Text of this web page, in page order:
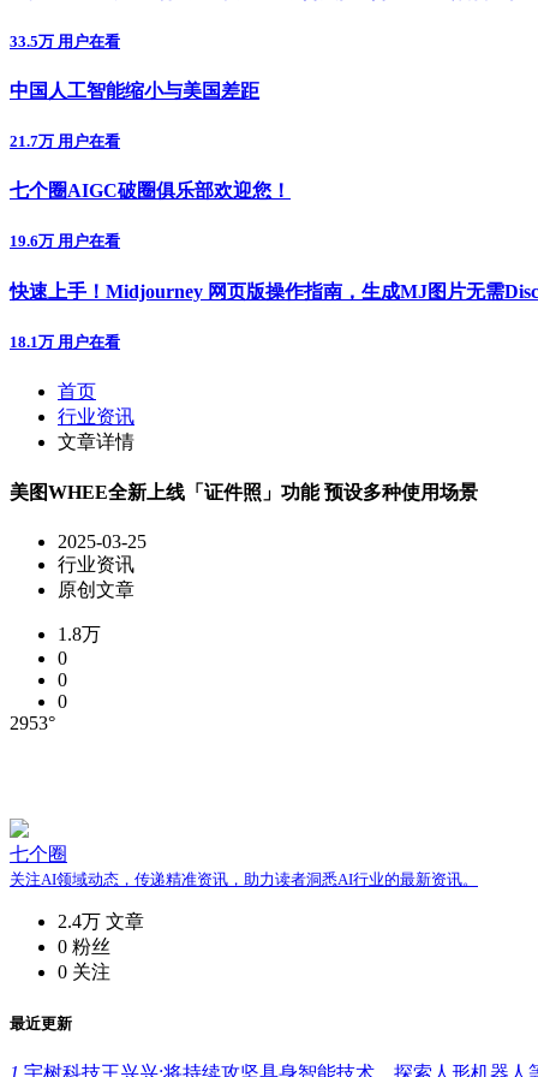
33.5万 用户在看
中国人工智能缩小与美国差距
21.7万 用户在看
七个圈AIGC破圈俱乐部欢迎您！
19.6万 用户在看
快速上手！Midjourney 网页版操作指南，生成MJ图片无需
18.1万 用户在看
首页
行业资讯
文章详情
美图WHEE全新上线「证件照」功能 预设多种使用场景
2025-03-25
行业资讯
原创文章
1.8万
0
0
0
2953°
七个圈
关注AI领域动态，传递精准资讯，助力读者洞悉AI行业的最新资讯。
2.4万 文章
0 粉丝
0 关注
最近更新
1. 宇树科技王兴兴:将持续攻坚具身智能技术，探索人形机器人